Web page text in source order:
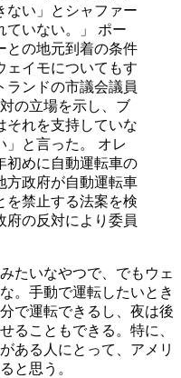
ない」とシャファー
ていない。」 ポー
との地元到着の条件
ェイモについてもす
ランドの市議会議員
の立場を示し、ブ
それを支持していな
」と言った。 オレ
初めに自動運転車の
方政府が自動運転車
を禁止する法案を検
府の反対により委員
たいなやつで、でもウェ
。手動で運転したいとき
で運転できるし、夜は後
ることもできる。特に、
ある人にとって、アメリ
と思う。